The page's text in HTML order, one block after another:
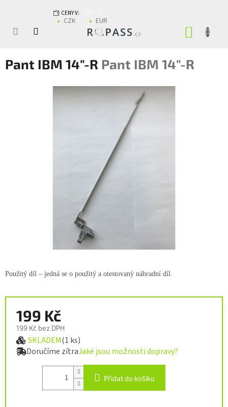
CENY V:
CZK EUR
Pant IBM 14"-R Pant IBM 14"-R
199 Kč
199 Kč bez DPH
Měrná cena:
SKLADEM(1 ks)
Doručíme zítraJaké jsou možnosti dopravy?
Přidat do košíku
Použitý díl – jedná se o použitý a otestovaný náhradní díl.